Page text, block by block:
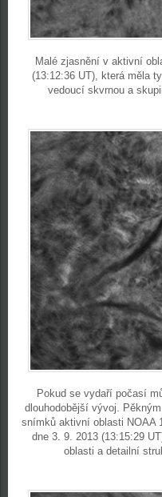
Malé zjasnění v aktivní
(13:12:36 UT), která měla
vedoucí skvrnou a
Pokud se vydaří počasí
dlouhodobější vývoj.
snímků aktivní oblasti NOAA
dne 3. 9. 2013 (13:15:29
oblasti a detailní